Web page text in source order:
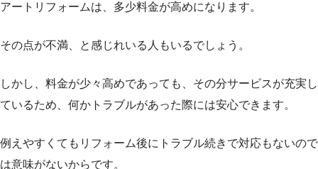
アートリフォームは、多少料金が高めになります。
その点が不満、と感じれいる人もいるでしょう。
しかし、料金が少々高めであっても、その分サービスが充実し
ているため、何かトラブルがあった際には安心できます。
例えやすくてもリフォーム後にトラブル続きで対応もないので
は意味がないからです。